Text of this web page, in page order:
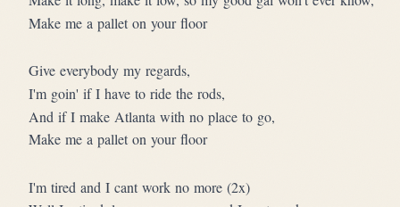
Make me a pallet on your floor
Give everybody my regards,
I'm goin' if I have to ride the rods,
And if I make Atlanta with no place to go,
Make me a pallet on your floor
I'm tired and I cant work no more (2x)